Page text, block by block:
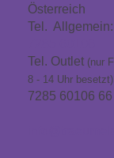
Österreich
Tel. Allgemein:
Tel. Outlet (nur
8 - 14 Uhr besetzt)
7285 60106 66